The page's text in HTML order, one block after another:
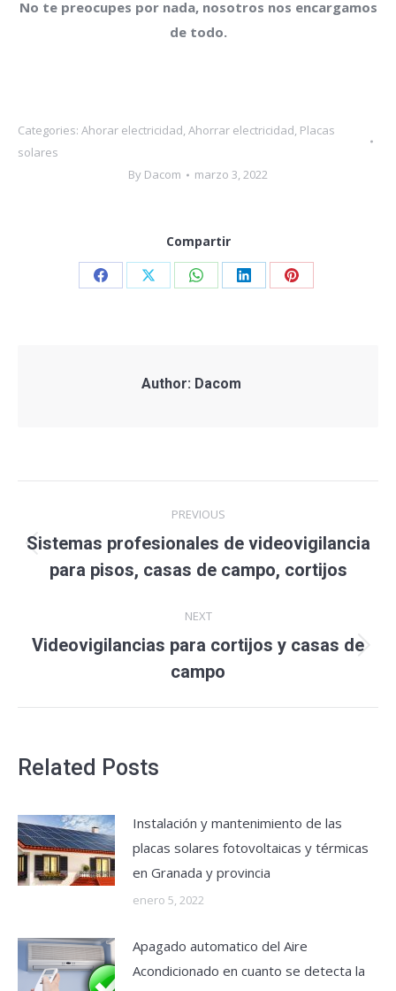
No te preocupes por nada, nosotros nos encargamos
de todo.
Categories: Ahorar electricidad, Ahorrar electricidad, Placas
solares
By Dacom marzo 3, 2022
Compartir
Share Share Share Share Share
Author: Dacom
navigation
PREVIOUS
Previous
post:
Sistemas profesionales de videovigilancia
para pisos, casas de campo, cortijos
NEXT
Next
post:
Videovigilancias para cortijos y casas de
campo
Related Posts
Instalación y mantenimiento de las
placas solares fotovoltaicas y térmicas
en Granada y provincia
enero 5, 2022
Apagado automatico del Aire
Acondicionado en cuanto se detecta la